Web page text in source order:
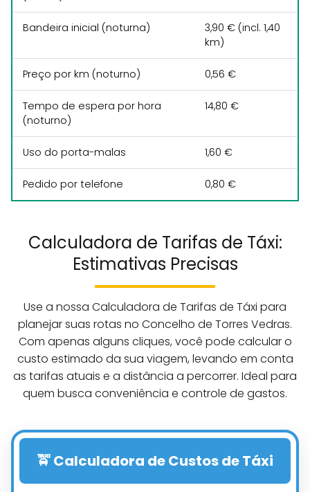
Bandeira inicial (noturna)
3,90 € (incl. 1,40
km)
Preço por km (noturno) 0,56 €
Tempo de espera por hora
(noturno)
14,80 €
Uso do porta-malas 1,60 €
Pedido por telefone 0,80 €
Calculadora de Tarifas de Táxi:
Estimativas Precisas
Use a nossa Calculadora de Tarifas de Táxi para
planejar suas rotas no Concelho de Torres Vedras.
Com apenas alguns cliques, você pode calcular o
custo estimado da sua viagem, levando em conta
as tarifas atuais e a distância a percorrer. Ideal para
quem busca conveniência e controle de gastos.
🚖 Calculadora de Custos de Táxi